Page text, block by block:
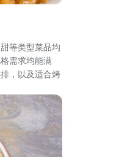
等类型菜品均
需求均能满
，以及适合烤